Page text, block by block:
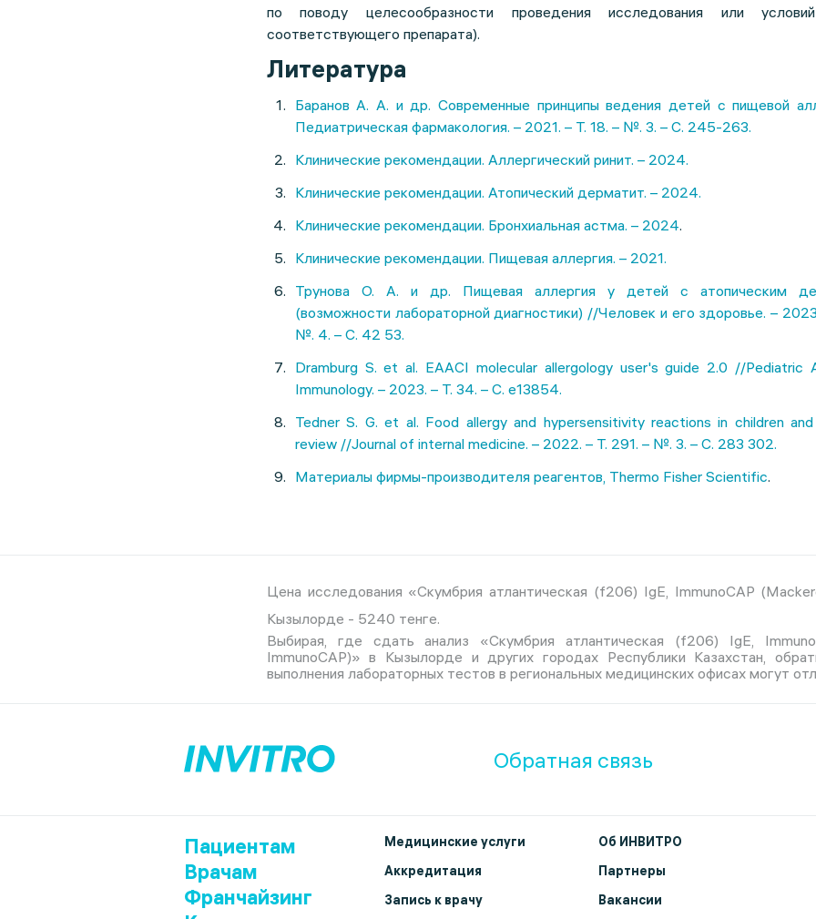
по поводу целесообразности проведения исследования или
соответствующего препарата).
Литература
Баранов А. А. и др. Современные принципы ведения детей с пищевой
Педиатрическая фармакология. – 2021. – Т. 18. – №. 3. – С. 245-263.
Клинические рекомендации. Аллергический ринит. – 2024.
Клинические рекомендации. Атопический дерматит. – 2024.
Клинические рекомендации. Бронхиальная астма. – 2024.
Клинические рекомендации. Пищевая аллергия. – 2021.
Трунова О. А. и др. Пищевая аллергия у детей с атопическим
(возможности лабораторной диагностики) //Человек и его здоровье. –
№. 4. – С. 42 53.
Dramburg S. et al. EAACI molecular allergology user's guide 2.0 //Pediatric
Immunology. – 2023. – Т. 34. – С. e13854.
Tedner S. G. et al. Food allergy and hypersensitivity reactions in children
review //Journal of internal medicine. – 2022. – Т. 291. – №. 3. – С. 283 302.
Материалы фирмы-производителя реагентов, Thermo Fisher Scientific.
Цена исследования «Скумбрия атлантическая (f206) IgE, ImmunoCAP
Кызылорде - 5240 тенге.
Выбирая, где сдать анализ «Скумбрия атлантическая (f206) IgE,
ImmunoCAP)» в Кызылорде и других городах Республики Казахстан,
выполнения лабораторных тестов в региональных медицинских офисах могут
Обратная связь
Пациентам
Врачам
Франчайзинг
Медицинские услуги
Аккредитация
Запись к врачу
Об ИНВИТРО
Партнеры
Вакансии